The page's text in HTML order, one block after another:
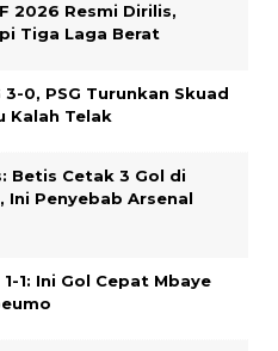
2026 Resmi Dirilis,
Tiga Laga Berat
3-0, PSG Turunkan Skuad
Kalah Telak
Betis Cetak 3 Gol di
Ini Penyebab Arsenal
1-1: Ini Gol Cepat Mbaye